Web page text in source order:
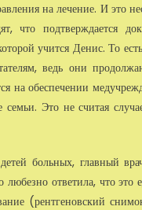
на лечение. И это
что подтверждается
учится Денис. То
ведь они
на обеспечении
Это не считая
больных, главный
ответила, что это
(рентгеновский